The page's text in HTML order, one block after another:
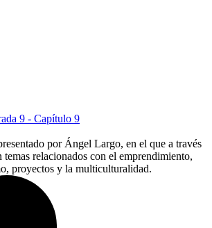
9 - Capítulo 9
por Ángel Largo, en el que a través
temas relacionados con el emprendimiento,
proyectos y la multiculturalidad.